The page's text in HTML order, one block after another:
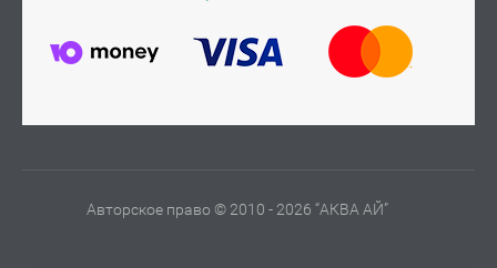
Авторское право © 2010 - 2026 “АКВА АЙ”